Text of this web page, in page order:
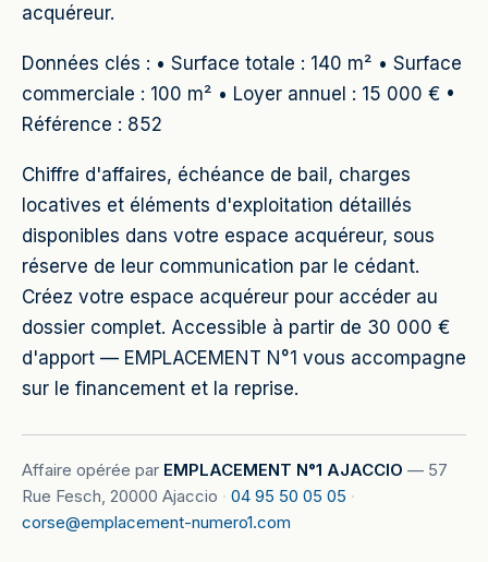
acquéreur.
Données clés : • Surface totale : 140 m² • Surface
commerciale : 100 m² • Loyer annuel : 15 000 € •
Référence : 852
Chiffre d'affaires, échéance de bail, charges
locatives et éléments d'exploitation détaillés
disponibles dans votre espace acquéreur, sous
réserve de leur communication par le cédant.
Créez votre espace acquéreur pour accéder au
dossier complet. Accessible à partir de 30 000 €
d'apport — EMPLACEMENT N°1 vous accompagne
sur le financement et la reprise.
Affaire opérée par EMPLACEMENT N°1 AJACCIO — 57
Rue Fesch, 20000 Ajaccio · 04 95 50 05 05 ·
corse@emplacement-numero1.com